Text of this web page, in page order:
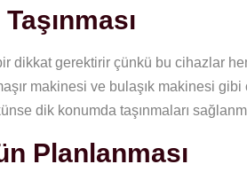
dikkat gerektirir çünkü bu cihazlar
makinesi ve bulaşık makinesi
dik konumda taşınmaları
Planlanması